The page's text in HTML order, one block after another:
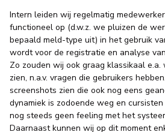
Intern leiden wij regelmatig
functioneel op (d.w.z. we pluizen de
bepaald meld-type uit) in het gebruik
wordt voor de registratie en analyse
Zo zouden wij ook graag klassikaal
zien, n.a.v. vragen die gebruikers
screenshots zien die ook nog eens
dynamiek is zodoende weg en
nog steeds geen feeling met het
Daarnaast kunnen wij op dit moment